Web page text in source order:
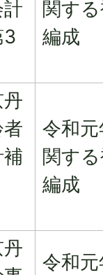
3
関す
編成
令和
関す
編成
令和